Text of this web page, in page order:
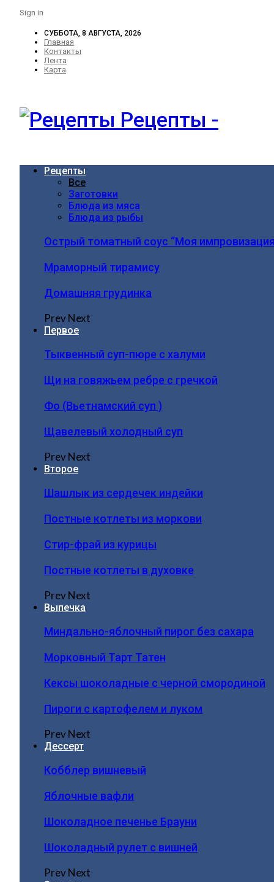
Sign in
СУББОТА, 8 АВГУСТА, 2026
Главная
Контакты
Лента
Карта
Рецепты -
Рецепты
Все
Заготовки
Блюда из мяса
Блюда из рыбы
Острый томатный соус “Моя
Мраморный тирамису
Домашняя грудинка
PrevNext
Первое
Тыквенный суп-пюре с халуми
Щи на говяжьем ребре с гречкой
Фо (Вьетнамский суп )
Щавелевый холодный суп
PrevNext
Второе
Шашлык из сердечек индейки
Постные котлеты из моркови
Стир-фрай из курицы
Постные котлеты в духовке
PrevNext
Выпечка
Миндально-яблочный пирог без сахара
Морковный Тарт Татен
Кексы шоколадные с черной смородиной
Пироги c картофелем и луком
PrevNext
Дессерт
Кобблер вишневый
Яблочные вафли
Шоколадное печенье Брауни
Шоколадный рулет с вишней
PrevNext